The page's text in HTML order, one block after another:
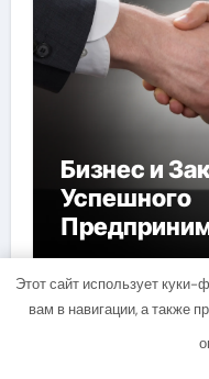
Бизнес и
Успешного
Этот сайт использует куки-
вам в навигации, а также